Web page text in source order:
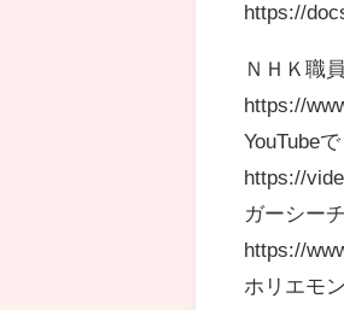
https://
ＮＨＫ職
https://
YouTube
https://
ガーシー
https://
ホリエモ